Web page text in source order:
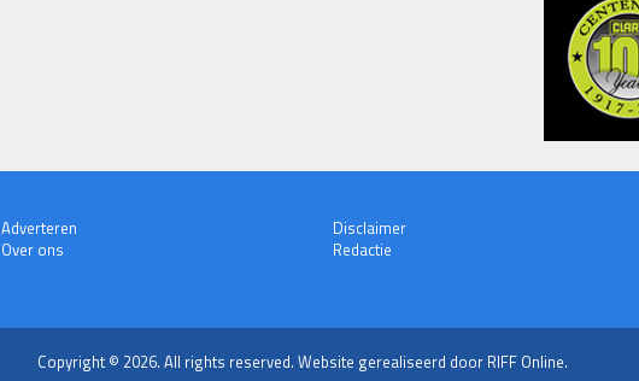
Adverteren
Over ons
Disclaimer
Redactie
Copyright © 2026. All rights reserved. Website gerealiseerd door RIFF Online.